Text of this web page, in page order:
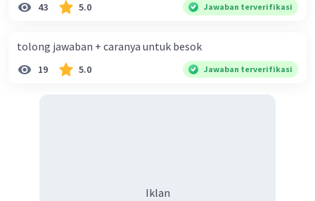
43 5.0 Jawaban terverifikasi
tolong jawaban + caranya untuk besok
19 5.0 Jawaban terverifikasi
Iklan